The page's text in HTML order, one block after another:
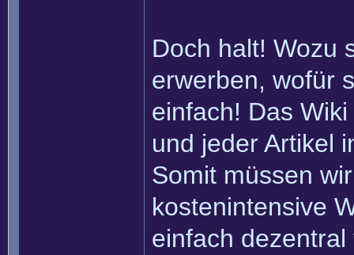
Doch halt! Wozu
erwerben, wofür
einfach! Das
und jeder Artikel
Somit müssen
kostenintensive
einfach